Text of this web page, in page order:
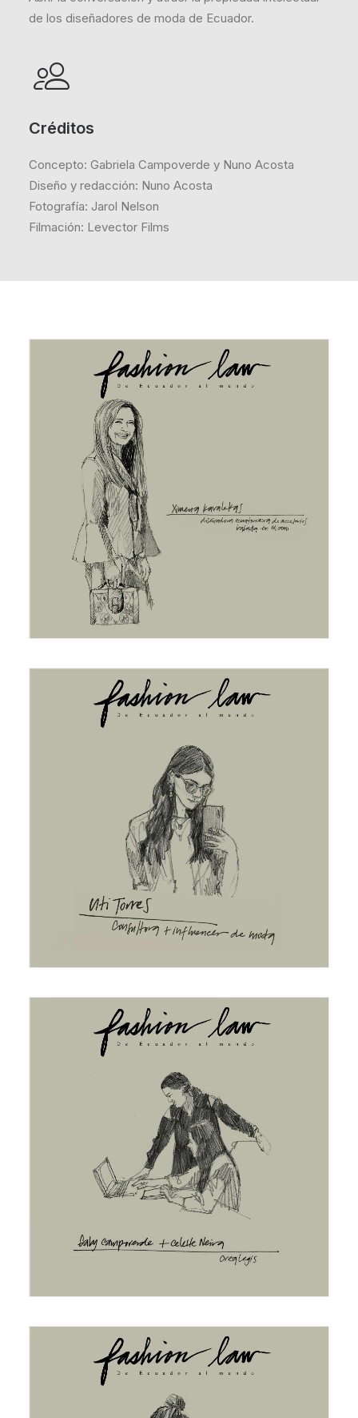
de los diseñadores de moda de Ecuador.
Créditos
Concepto: Gabriela Campoverde y Nuno Acosta
Diseño y redacción: Nuno Acosta
Fotografía: Jarol Nelson
Filmación: Levector Films